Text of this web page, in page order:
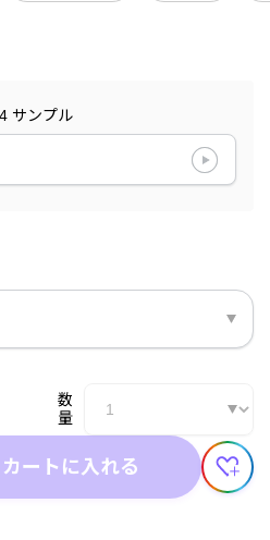
サンプル
数
量
カートに入れる